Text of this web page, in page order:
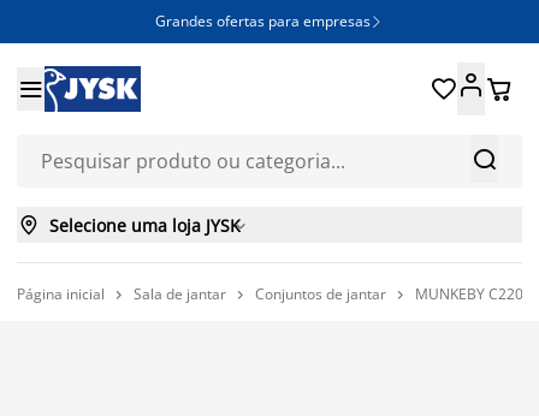
Grandes ofertas para empresas 


 
 Selecione uma loja JYSK
Página inicial  Sala de jantar  Conjuntos de jantar  MUNKEBY C220